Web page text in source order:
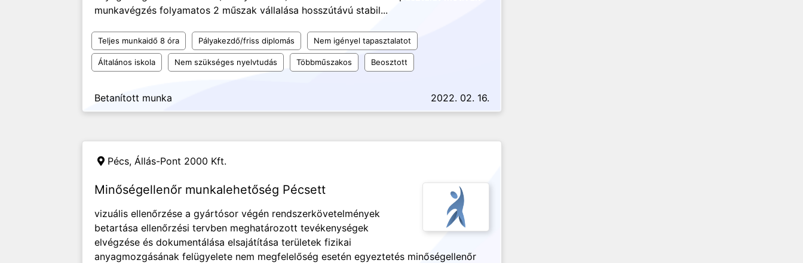
munkavégzés folyamatos 2 műszak vállalása hosszútávú stabil...
Teljes munkaidő 8 óra Pályakezdő/friss diplomás Nem igényel tapasztalatot
Általános iskola Nem szükséges nyelvtudás Többműszakos Beosztott
Betanított munka 2022. 02. 16.
Pécs, Állás-Pont 2000 Kft.
Minőségellenőr munkalehetőség Pécsett
vizuális ellenőrzése a gyártósor végén rendszerkövetelmények
betartása ellenőrzési tervben meghatározott tevékenységek
elvégzése és dokumentálása elsajátítása területek fizikai
anyagmozgásának felügyelete nem megfelelőség esetén egyeztetés minőségellenőr